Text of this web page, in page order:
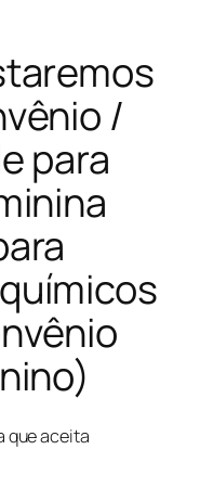
/
para
que aceita